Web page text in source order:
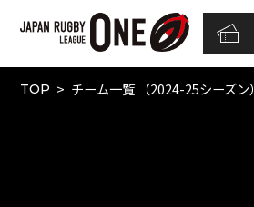
TOP チーム一覧 （2024-25シーズン）